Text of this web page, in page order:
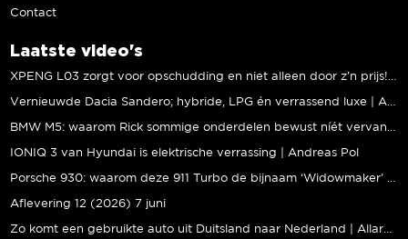
Contact
Laatste video's
XPENG L03 zorgt voor opschudding en niet alleen door z’n prijs! | Jeroen Mul
Vernieuwde Dacia Sandero; hybride, LPG én verrassend luxe | Andreas Pol
BMW M5: waarom Rick sommige onderdelen bewust níét vervangt | Stipt Polish Point
IONIQ 3 van Hyundai is elektrische verrassing | Andreas Pol
Porsche 930: waarom deze 911 Turbo de bijnaam ‘Widowmaker’ kreeg | Gallery Aaldering
Aflevering 12 (2026) 7 juni
Zo komt een gebruikte auto uit Duitsland naar Nederland | Allard Kalff